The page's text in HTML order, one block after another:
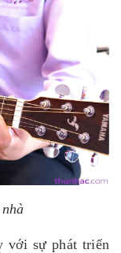
với sự phát triển